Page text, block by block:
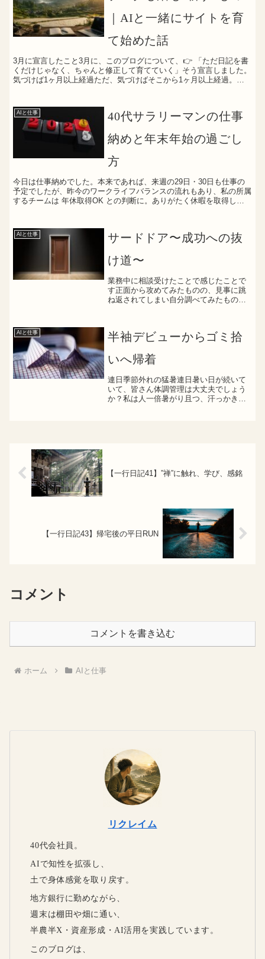
｜AIと一緒にサイトを育
て始めた話
3月に宣言したこと3月に、このブログについて、👉 「ただ日記を書
くだけじゃなく、ちゃんと修正して育てていく」そう宣言しました。
気づけば1ヶ月以上経過ただ、気づけばそこから1ヶ月以上経過。正
AIと仕事
40代サラリーマンの仕事
納めと年末年始の過ごし
方
今日は仕事納めでした。本来であれば、来週の29日・30日も仕事の
予定でしたが、昨今のワークライフバランスの流れもあり、私の所属
するチームは 年休取得OK との判断に。ありがたく休暇を取得し、
AIと仕事
サードドア〜成功への抜
け道〜
業務中に相談受けたことで感じたことで
す正面から攻めてみたものの、見事に跳
ね返されてしまい自分調べてみたものの
すれば良いか、相談しまう...
AIと仕事
半袖デビューからゴミ拾
いへ帰着
連日季節外れの猛暑連日暑い日が続いて
いて、皆さん体調管理は大丈夫でしょう
か？私は人一倍暑がり且つ、汗っかきな
【一行日記41】”禅”に触れ、学び、感銘
【一行日記43】帰宅後の平日RUN
コメント
コメントを書き込む
ホーム AIと仕事
リクレイム
40代会社員。
AIで知性を拡張し、
土で身体感覚を取り戻す。
地方銀行に勤めながら、
週末は棚田や畑に通い、
半農半X・資産形成・AI活用を実践しています。
このブログは、